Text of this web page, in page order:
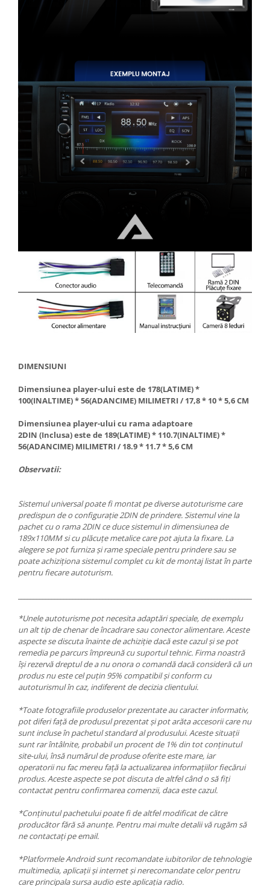
DIMENSIUNI
Dimensiunea player-ului este de 178(LATIME) *
100(INALTIME) * 56(ADANCIME) MILIMETRI / 17,8 * 10 * 5,6 CM
Dimensiunea player-ului cu rama adaptoare
2DIN (Inclusa) este de 189(LATIME) * 110.7(INALTIME) *
56(ADANCIME) MILIMETRI / 18.9 * 11.7 * 5,6 CM
Observatii:
Sistemul universal poate fi montat pe diverse autoturisme care
predispun de o configurație 2DIN de prindere. Sistemul vine la
pachet cu o rama 2DIN ce duce sistemul in dimensiunea de
189x110MM si cu plăcuțe metalice care pot ajuta la fixare. La
alegere se pot furniza și rame speciale pentru prindere sau se
poate achiziționa sistemul complet cu kit de montaj listat în parte
pentru fiecare autoturism.
*Unele autoturisme pot necesita adaptări speciale, de exemplu
un alt tip de chenar de încadrare sau conector alimentare. Aceste
aspecte se discuta înainte de achiziție dacă este cazul și se pot
remedia pe parcurs împreună cu suportul tehnic. Firma noastră
își rezervă dreptul de a nu onora o comandă dacă consideră că un
produs nu este cel puțin 95% compatibil și conform cu
autoturismul în caz, indiferent de decizia clientului.
*Toate fotografiile produselor prezentate au caracter informativ,
pot diferi față de produsul prezentat și pot arăta accesorii care nu
sunt incluse în pachetul standard al produsului. Aceste situații
sunt rar întâlnite, probabil un procent de 1% din tot conținutul
site-ului, însă numărul de produse oferite este mare, iar
operatorii nu fac mereu față la actualizarea informațiilor fiecărui
produs. Aceste aspecte se pot discuta de altfel când o să fiți
contactat pentru confirmarea comenzii, daca este cazul.
*Conținutul pachetului poate fi de altfel modificat de către
producător fără să anunțe. Pentru mai multe detalii vă rugăm să
ne contactați pe email.
*Platformele Android sunt recomandate iubitorilor de tehnologie
multimedia, aplicații și internet și nerecomandate celor pentru
care principala sursa audio este aplicația radio.